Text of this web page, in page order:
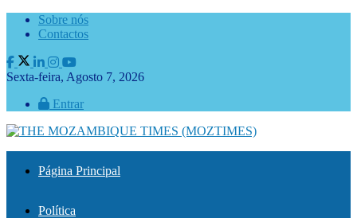
Sobre nós
Contactos
Sexta-feira, Agosto 7, 2026
Entrar
Página Principal
Política